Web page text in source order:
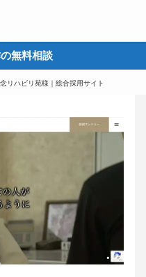
無料相談
リハビリ苑様｜総合採用サイト